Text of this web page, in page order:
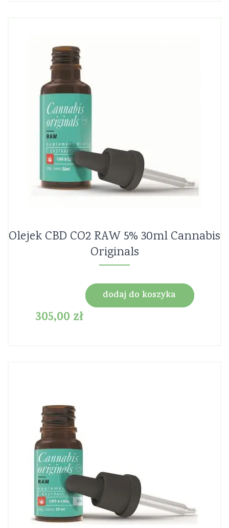
Olejek CBD CO2 RAW 5% 30ml Cannabis
Originals
305,00 zł
dodaj do koszyka